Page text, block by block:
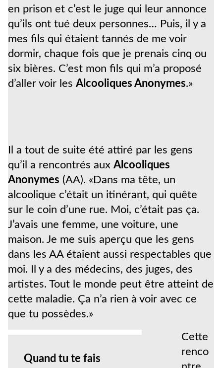
en prison et c’est le juge qui leur annonce
qu’ils ont tué deux personnes… Puis, il y a
mes fils qui étaient tannés de me voir
dormir, chaque fois que je prenais cinq ou
six bières. C’est mon fils qui m’a proposé
d’aller voir les Alcooliques Anonymes.»
Il a tout de suite été attiré par les gens
qu’il a rencontrés aux Alcooliques
Anonymes (AA). «Dans ma tête, un
alcoolique c’était un itinérant, qui quête
sur le coin d’une rue. Moi, c’était pas ça.
J’avais une femme, une voiture, une
maison. Je me suis aperçu que les gens
dans les AA étaient aussi respectables que
moi. Il y a des médecins, des juges, des
artistes. Tout le monde peut être atteint de
cette maladie. Ça n’a rien à voir avec ce
que tu possèdes.»
Quand tu te fais
Cette
renco